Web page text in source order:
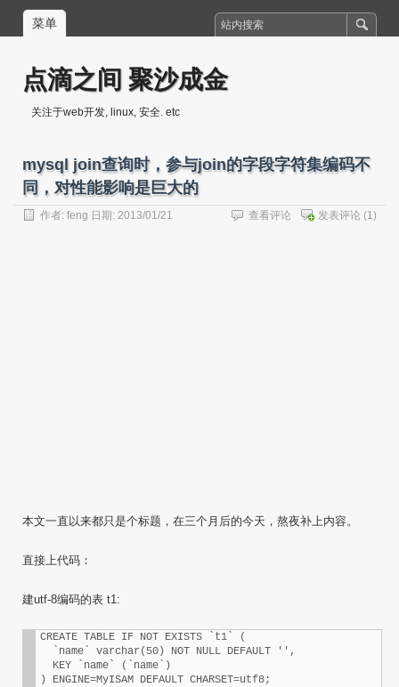
菜单
点滴之间 聚沙成金
关注于web开发, linux, 安全. etc
mysql join查询时，参与join的字段字符集编码不
同，对性能影响是巨大的
作者: feng 日期: 2013/01/21 发表评论 (1)
查看评论
本文一直以来都只是个标题，在三个月后的今天，熬夜补上内容。
直接上代码：
建utf-8编码的表 t1:
CREATE TABLE IF NOT EXISTS `t1` (
`name` varchar(50) NOT NULL DEFAULT '',
KEY `name` (`name`)
) ENGINE=MyISAM DEFAULT CHARSET=utf8;